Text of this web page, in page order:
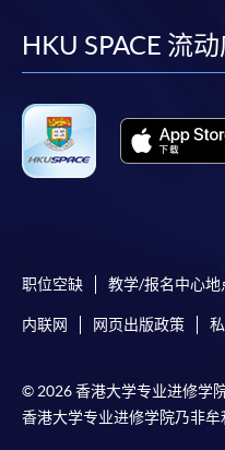
HKU SPACE 流
职位空缺 教学/报名中心地
内联网 网页出版政策
© 2026 香港大学专业进修学
香港大学专业进修学院乃非牟